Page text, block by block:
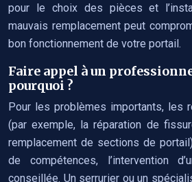
pour le choix des pièces et
mauvais remplacement peut
bon fonctionnement de votre portail.
Faire appel à un
pourquoi ?
Pour les problèmes importants, les
(par exemple, la réparation de
remplacement de sections de
de compétences, l’intervention
conseillée. Un serrurier ou un